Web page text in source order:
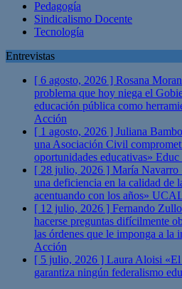
Pedagogía
Sindicalismo Docente
Tecnología
Entrevistas
[ 6 agosto, 2026 ] Rosana
problema que hoy niega el
educación pública como
Acción
[ 1 agosto, 2026 ] Juliana
una Asociación Civil
oportunidades educativas» Educ
[ 28 julio, 2026 ] María Navarro
una deficiencia en la calidad de
acentuando con los años»
[ 12 julio, 2026 ] Fernando
hacerse preguntas difícilmente
las órdenes que le imponga a la
Acción
[ 5 julio, 2026 ] Laura Aloisi
garantiza ningún federalismo